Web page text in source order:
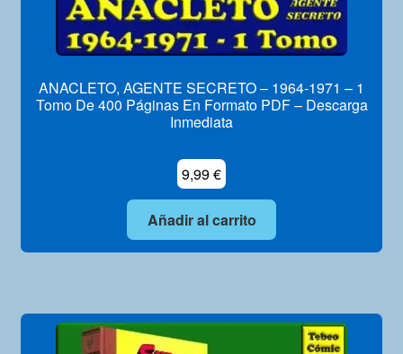
ANACLETO, AGENTE SECRETO – 1964-1971 – 1
Tomo De 400 Páginas En Formato PDF – Descarga
Inmediata
9,99€
Añadir al carrito